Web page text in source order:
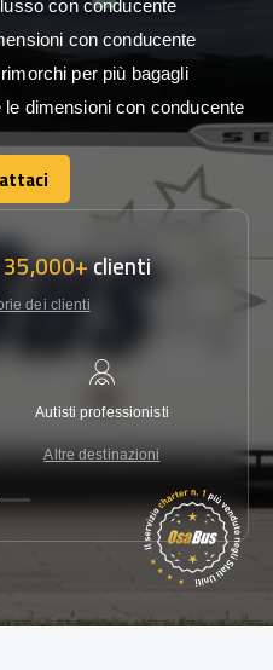
con conducente
con conducente
per più bagagli
dimensioni con conducente
35,000+clienti
dei clienti
Autisti professionisti
Altre destinazioni